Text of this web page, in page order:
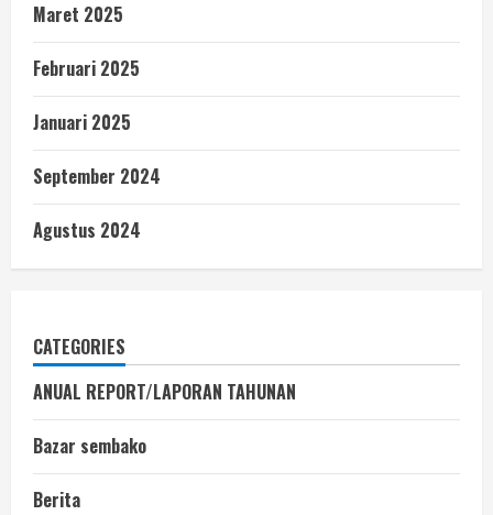
Maret 2025
Februari 2025
Januari 2025
September 2024
Agustus 2024
CATEGORIES
ANUAL REPORT/LAPORAN TAHUNAN
Bazar sembako
Berita